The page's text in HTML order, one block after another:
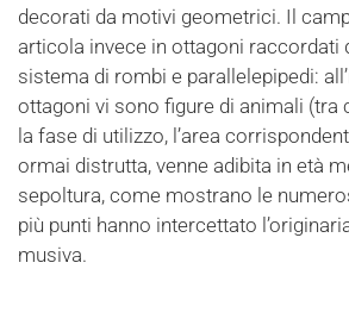
decorati da motivi geometrici. Il
articola invece in ottagoni raccordati
sistema di rombi e parallelepipedi:
ottagoni vi sono figure di animali (tra
la fase di utilizzo, l’area
ormai distrutta, venne adibita in età
sepoltura, come mostrano le
più punti hanno intercettato
musiva.